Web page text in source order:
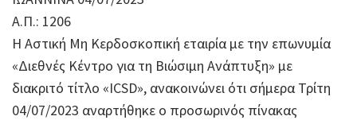
Α.Π.: 1206
Η Αστική Μη Κερδοσκοπική εταιρία με την επωνυμία
«Διεθνές Κέντρο για τη Βιώσιμη Ανάπτυξη» με
διακριτό τίτλο «ICSD», ανακοινώνει ότι σήμερα Τρίτη
04/07/2023 αναρτήθηκε ο προσωρινός πίνακας